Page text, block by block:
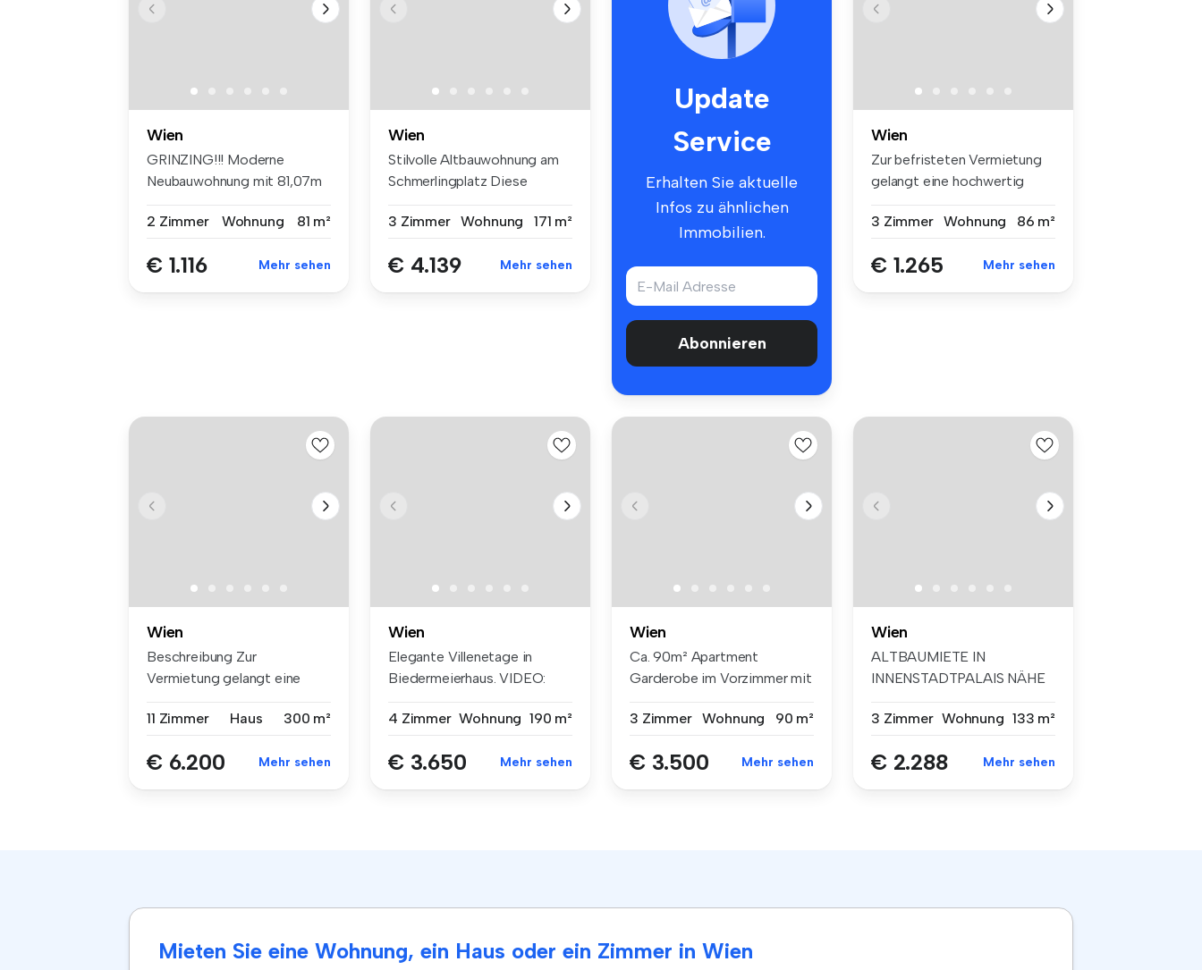
Wien
GRINZING!!! Moderne
Neubauwohnung mit 81,07m
2 Zimmer
Wohnung 81 m²
€ 1.116 Mehr sehen
Wien
Stilvolle Altbauwohnung am
Schmerlingplatz Diese
3 Zimmer
Wohnung 171 m²
€ 4.139 Mehr sehen
Update
Service
Erhalten Sie aktuelle
Infos zu ähnlichen
Immobilien.
Abonnieren
Wien
Zur befristeten Vermietung
gelangt eine hochwertig
3 Zimmer
Wohnung 86 m²
€ 1.265 Mehr sehen
Wien
Beschreibung Zur
Vermietung gelangt eine
11 Zimmer
Haus 300 m²
€ 6.200 Mehr sehen
Wien
Elegante Villenetage in
Biedermeierhaus. VIDEO:
4 Zimmer Wohnung 190 m²
€ 3.650 Mehr sehen
Wien
Ca. 90m² Apartment
Garderobe im Vorzimmer mit
3 Zimmer
Wohnung 90 m²
€ 3.500 Mehr sehen
Wien
ALTBAUMIETE IN
INNENSTADTPALAIS NÄHE
3 Zimmer Wohnung 133 m²
€ 2.288 Mehr sehen
Mieten Sie eine Wohnung, ein Haus oder ein Zimmer in Wien